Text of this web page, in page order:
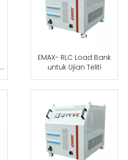
EMAX- RLC Load Bank
untuk Ujian Teliti